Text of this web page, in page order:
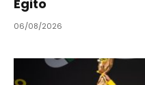
Egito
06/08/2026